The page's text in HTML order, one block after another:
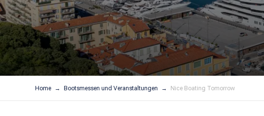
Home Bootsmessen und Veranstaltungen Nice Boating Tomorrow